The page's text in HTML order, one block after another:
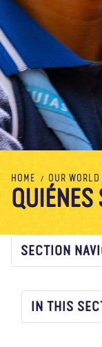
VOLUNTEER
EVENTS
OUR WORLD
RESOURCES
About us Blog
HOME OUR WORLD
QUIÉNES
SECTION
IN THIS